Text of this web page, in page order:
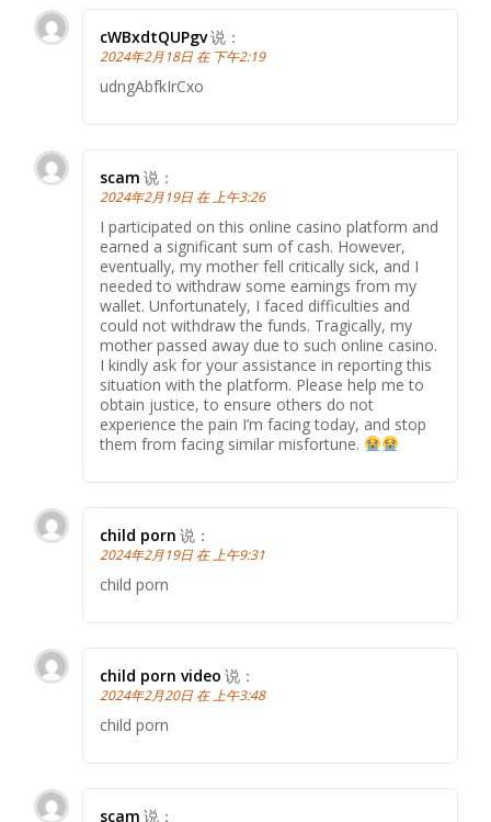
cWBxdtQUPgv说：
2024年2月18日 在 下午2:19
udngAbfkIrCxo
scam 说：
2024年2月19日 在 上午3:26
I participated on this online casino platform and
earned a significant sum of cash. However,
eventually, my mother fell critically sick, and I
needed to withdraw some earnings from my
wallet. Unfortunately, I faced difficulties and
could not withdraw the funds. Tragically, my
mother passed away due to such online casino.
I kindly ask for your assistance in reporting this
situation with the platform. Please help me to
obtain justice, to ensure others do not
experience the pain I’m facing today, and stop
them from facing similar misfortune.
child porn 说：
2024年2月19日 在 上午9:31
child porn
child porn video 说：
2024年2月20日 在 上午3:48
child porn
scam 说：